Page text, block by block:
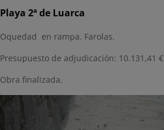
Playa 2ª de Luarca
Oquedad en rampa. Farolas.
Presupuesto de adjudicación: 10.131,41 €
Obra finalizada.